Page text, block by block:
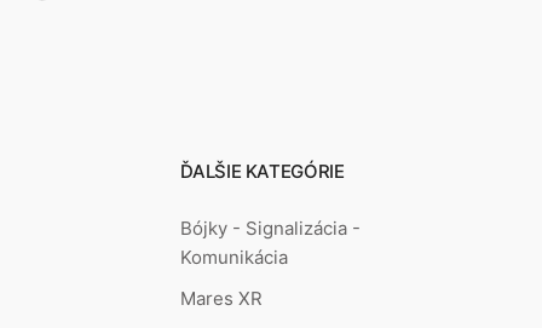
ĎALŠIE KATEGÓRIE
Bójky - Signalizácia -
Komunikácia
Mares XR